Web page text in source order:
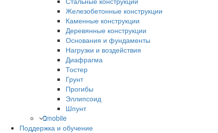
Железобетонные конструкции
Каменные конструкции
Деревянные конструкции
Основания и фундаменты
Нагрузки и воздействия
Диафрагма
Тостер
Грунт
Прогибы
Эллипсоид
Шпунт
mobile
Поддержка и обучение